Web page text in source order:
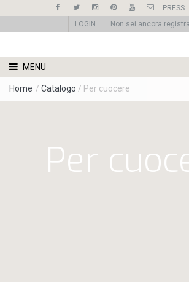
PRESS
LOGIN
Non sei ancora
MENU
Home / Catalogo / Per cuocere
Per